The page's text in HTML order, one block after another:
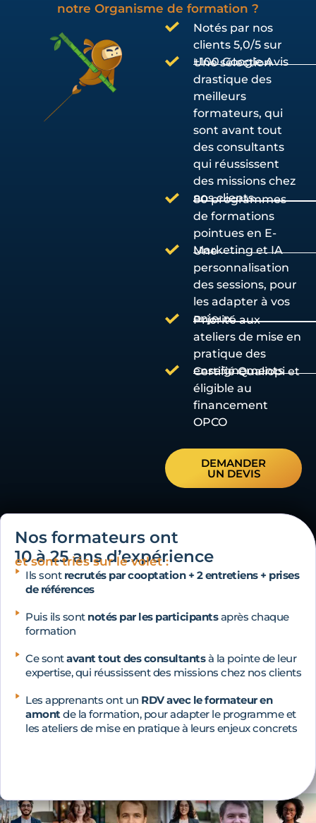
notre Organisme de formation ?
Notés par nos
clients 5,0/5 sur
+100 Google Avis
Une sélection
drastique des
meilleurs
formateurs, qui
sont avant tout
des consultants
qui réussissent
des missions chez
nos clients
80 programmes
de formations
pointues en E-
Marketing et IA
Une
personnalisation
des sessions, pour
les adapter à vos
enjeux
Priorité aux
ateliers de mise en
pratique des
enseignements
Certifié Qualiopi et
éligible au
financement
OPCO
DEMANDER
UN DEVIS
Nos formateurs ont
10 à 25 ans d’expérience
et sont triés sur le volet :
Ils sont recrutés par cooptation + 2 entretiens + prises
de références
Puis ils sont notés par les participantsaprès chaque
formation
Ce sontavant tout des consultantsà la pointe de leur
expertise, qui réussissent des missions chez nos clients
Les apprenants ont un RDV avec le formateur en
amontde la formation, pour adapter le programme et
les ateliers de mise en pratique à leurs enjeux concrets